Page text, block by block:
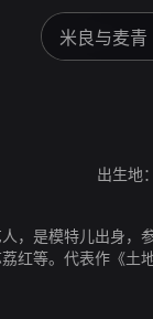
出生地：
，是模特儿出身，
红等。代表作《土